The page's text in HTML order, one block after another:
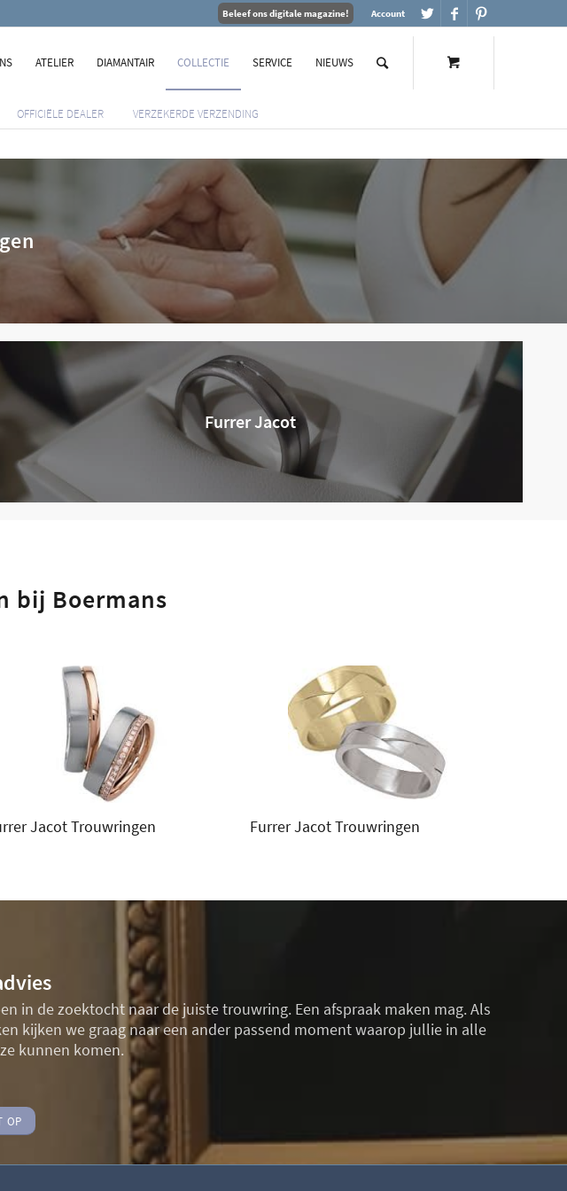
Account
Beleef ons digitale magazine!
ATELIER DIAMANTAIR COLLECTIE SERVICE NIEUWS
OFFICIËLE DEALER VERZEKERDE VERZENDING
Furrer Jacot
bij Boermans
Jacot Trouwringen Furrer Jacot Trouwringen
in de zoektocht naar de juiste trouwring. Een afspraak maken mag. Als
kijken we graag naar een ander passend moment waarop jullie in alle
kunnen komen.
OP